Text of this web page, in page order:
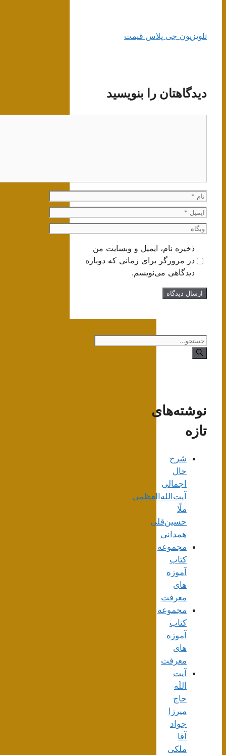
تلویزیون جی پلاس قیمت
دیدگاهتان را بنویسید
نام
ایمیل
وبگاه
ذخیره نام، ایمیل و وبسایت من
در مرورگر برای زمانی که دوباره
دیدگاهی می‌نویسم.
جستجوی
نوشته‌های
تازه
شرح
حال
اجمالی
آیت‌الله‌العظمی
ملّا
حسین‌قلی
همدانی
مجموعه
کتاب
آموزه
های
معرفت
مجموعه
کتاب
آموزه
های
معرفت
آیت
اللَه
حاج
میرزا
جواد
آقا
ملکی